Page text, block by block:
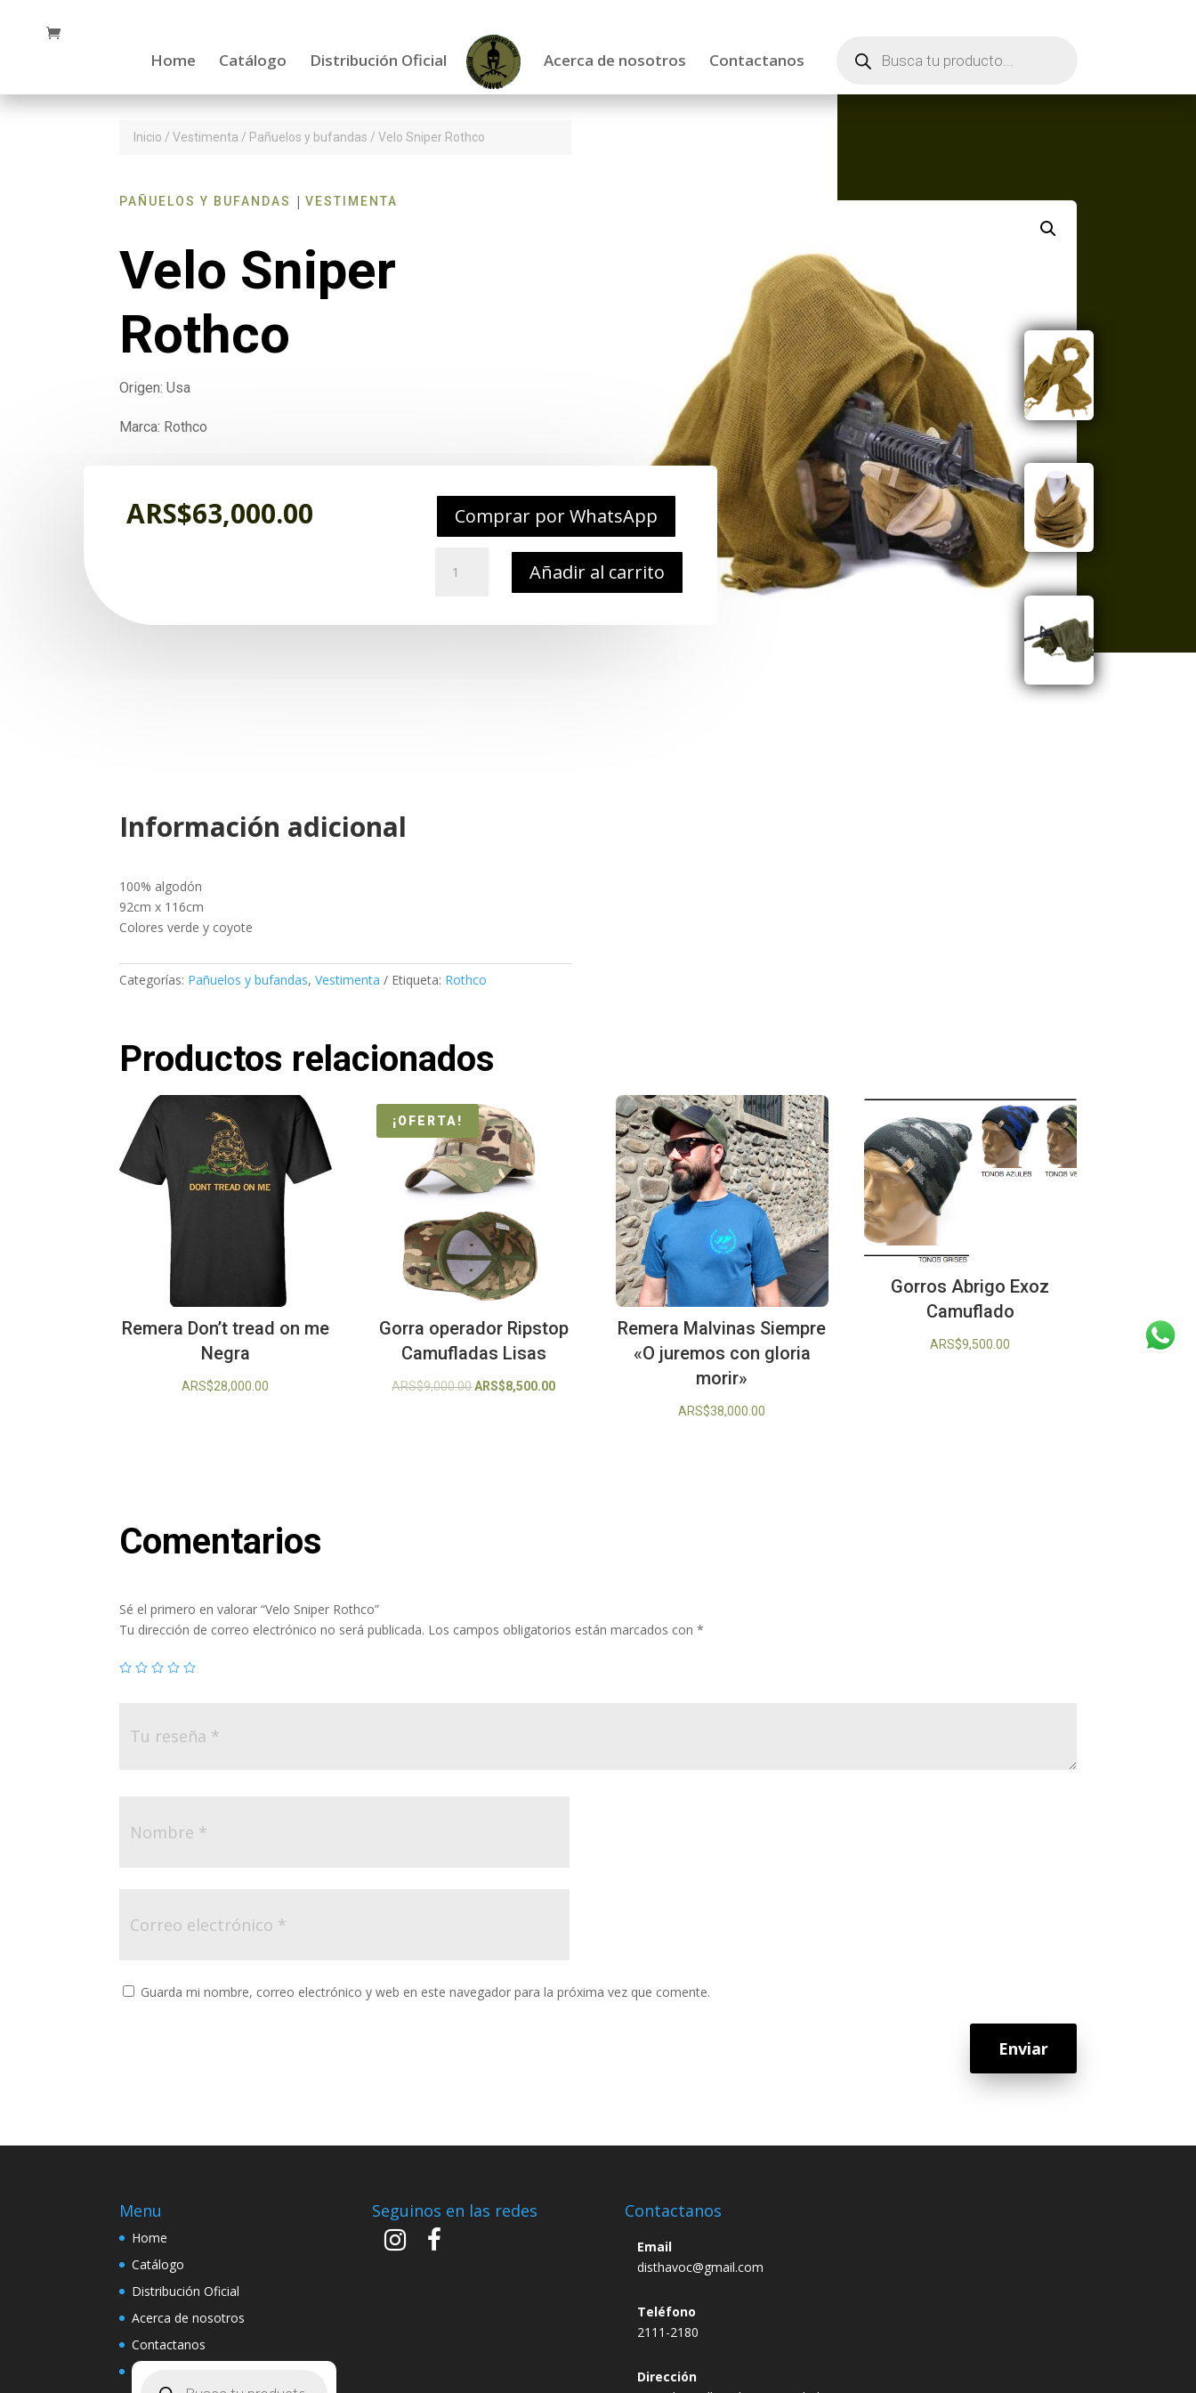
Home Catálogo Distribución Oficial Acerca de nosotros Contactanos productos
Inicio /Vestimenta / Pañuelos y bufandas / Velo Sniper Rothco
PAÑUELOS Y BUFANDAS |VESTIMENTA
Velo Sniper
Rothco
Origen: Usa
Marca: Rothco
ARS$63,000.00 Comprar por WhatsApp
Sniper
Añadir al carrito
Información adicional
100% algodón
92cm x 116cm
Colores verde y coyote
Categorías: Pañuelos y bufandas,Vestimenta Etiqueta: Rothco
Productos relacionados
Remera Don’t tread on me
Negra
ARS$28,000.00
¡OFERTA!
Gorra operador Ripstop
Camufladas Lisas
ARS$9,000.00El
ARS$8,500.00El
Remera Malvinas Siempre
«O juremos con gloria
morir»
ARS$38,000.00
Gorros Abrigo Exoz
Camuflado
ARS$9,500.00
Comentarios
Sé el primero en valorar “Velo Sniper Rothco”
Tu dirección de correo electrónico no será publicada. Los campos obligatorios están marcados con*
Guarda mi nombre, correo electrónico y web en este navegador para la próxima vez que comente.
Enviar
Menu
Home
Catálogo
Distribución Oficial
Acerca de nosotros
Contactanos
Seguinos en las redes Contactanos
Email
disthavoc@gmail.com
Teléfono
2111-2180
Dirección